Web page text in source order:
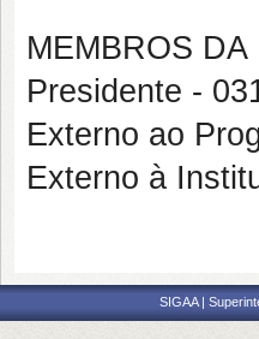
MEMBROS DA
Presidente -
Externo ao
Externo à
SIGAA |